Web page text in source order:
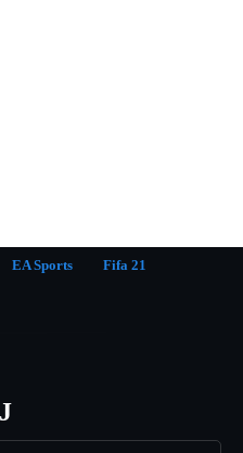
EA Sports
Fifa 21